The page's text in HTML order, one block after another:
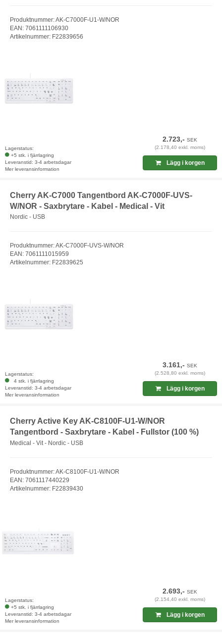
Produktnummer: AK-C7000F-U1-W/NOR
EAN: 7061111106930
Artikelnummer: F22839656
Lagerstatus:
+5 stk. i fjärrlagring
Leveranstid: 3-4 arbetsdagar
Mer leveransinformation
2.723,-SEK
(2.178,40 exkl. moms)
Lägg i korgen
Cherry AK-C7000 Tangentbord AK-C7000F-UVS-
W/NOR - Saxbrytare - Kabel - Medical - Vit
Nordic - USB
Produktnummer: AK-C7000F-UVS-W/NOR
EAN: 7061111015959
Artikelnummer: F22839625
Lagerstatus:
4 stk. i fjärrlagring
Leveranstid: 3-4 arbetsdagar
Mer leveransinformation
3.161,-SEK
(2.528,80 exkl. moms)
Lägg i korgen
Cherry Active Key AK-C8100F-U1-W/NOR
Tangentbord - Saxbrytare - Kabel - Fullstor (100 %)
Medical - Vit - Nordic - USB
Produktnummer: AK-C8100F-U1-W/NOR
EAN: 7061117440229
Artikelnummer: F22839430
Lagerstatus:
+5 stk. i fjärrlagring
Leveranstid: 3-4 arbetsdagar
Mer leveransinformation
2.693,-SEK
(2.154,40 exkl. moms)
Lägg i korgen